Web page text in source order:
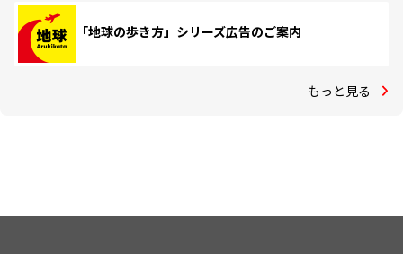
「地球の歩き方」シリーズ広告のご案内
もっと見る